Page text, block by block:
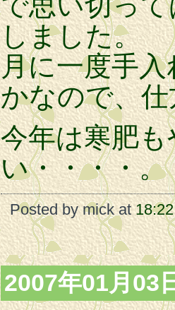
しました。
月に一度手
かなので、
今年は寒肥
い・・・・。
Posted by mick at18:22
2007年01月03